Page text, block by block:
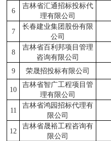
6
吉林省汇通招标投标代
理有限公司
7
长春建业集团股份有限
公司
8
吉林省百利邦项目管理
咨询有限公司
9 荣晟招投标有限公司
10
吉林省智广工程项目管
理有限公司
11
吉林省鸿园招标代理有
限公司
12
吉林省晟裕工程咨询有
限公司